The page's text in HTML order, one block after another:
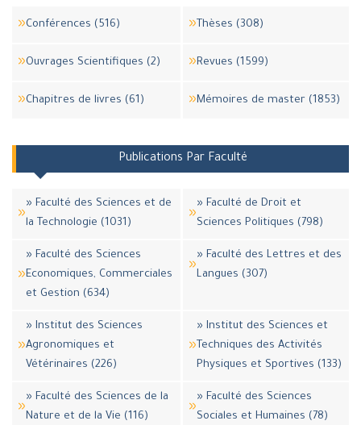
Conférences (516) Thèses (308)
Ouvrages Scientifiques (2) Revues (1599)
Chapitres de livres (61) Mémoires de master (1853)
Publications Par Faculté
» Faculté des Sciences et de
la Technologie (1031)
» Faculté de Droit et
Sciences Politiques (798)
» Faculté des Sciences
Economiques, Commerciales
et Gestion (634)
» Faculté des Lettres et des
Langues (307)
» Institut des Sciences
Agronomiques et
Vétérinaires (226)
» Institut des Sciences et
Techniques des Activités
Physiques et Sportives (133)
» Faculté des Sciences de la
Nature et de la Vie (116)
» Faculté des Sciences
Sociales et Humaines (78)